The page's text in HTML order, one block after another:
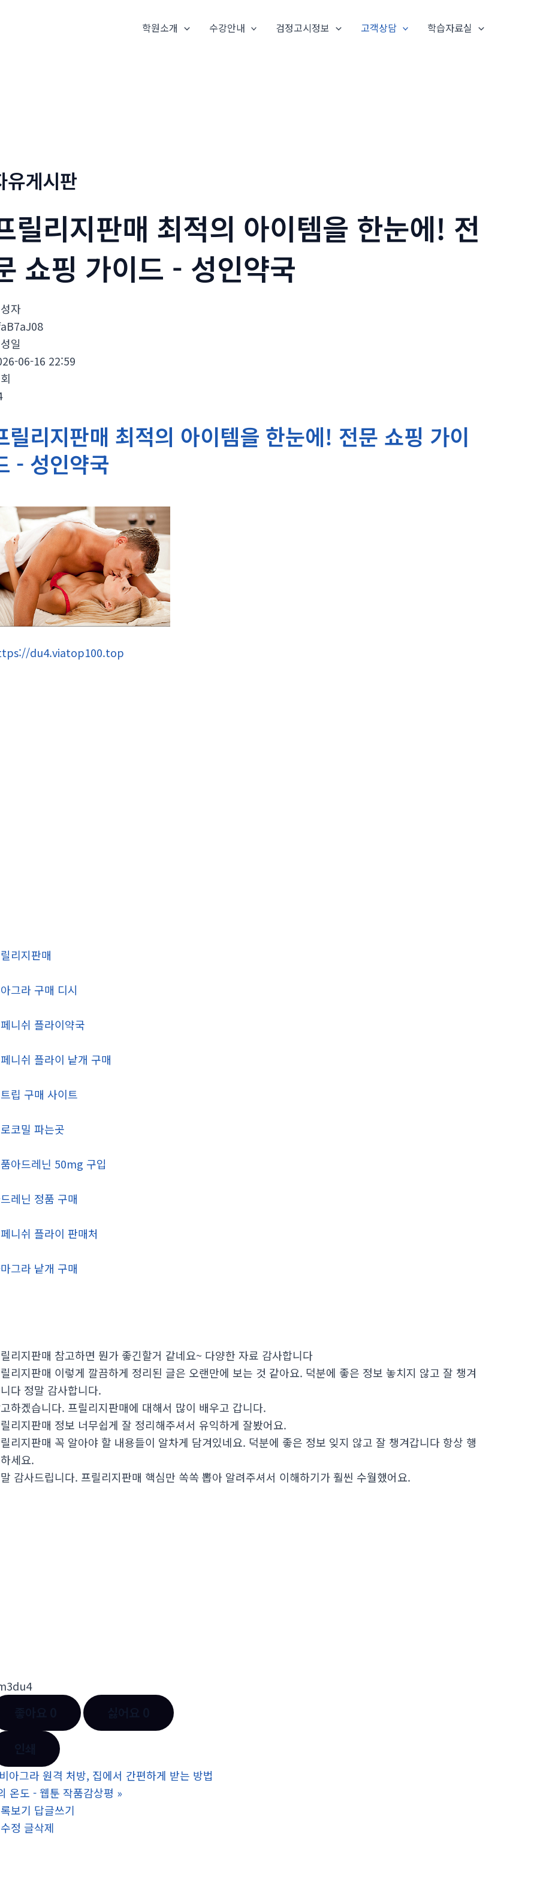
학원소개 수강안내 검정고시정보 고객상담 학습자료실
유게시판
릴리지판매 최적의 아이템을 한눈에! 전
쇼핑 가이드 - 성인약국
자
일
06-16 22:59
릴리지판매 최적의 아이템을 한눈에! 전문 쇼핑 가이
- 성인약국
du4.viatop100.top
리지판매
그라 구매 디시
니쉬 플라이약국
니쉬 플라이 낱개 구매
립 구매 사이트
코밀 파는곳
아드레닌 50mg 구입
레닌 정품 구매
니쉬 플라이 판매처
그라 낱개 구매
리지판매 참고하면 뭔가 좋긴할거 같네요~ 다양한 자료 감사합니다
리지판매 이렇게 깔끔하게 정리된 글은 오랜만에 보는 것 같아요. 덕분에 좋은 정보 놓치지 않고 잘 챙겨
다 정말 감사합니다.
하겠습니다. 프릴리지판매에 대해서 많이 배우고 갑니다.
리지판매 정보 너무쉽게 잘 정리해주셔서 유익하게 잘봤어요.
리지판매 꼭 알아야 할 내용들이 알차게 담겨있네요. 덕분에 좋은 정보 잊지 않고 잘 챙겨갑니다 항상 행
세요.
감사드립니다. 프릴리지판매 핵심만 쏙쏙 뽑아 알려주셔서 이해하기가 훨씬 수월했어요.
아그라 원격 처방, 집에서 간편하게 받는 방법
온도 - 웹툰 작품감상평 »
보기 답글쓰기
정 글삭제